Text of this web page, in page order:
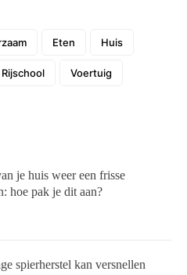
Eten Huis
Rijschool Voertuig
je huis weer een frisse
hoe pak je dit aan?
spierherstel kan versnellen